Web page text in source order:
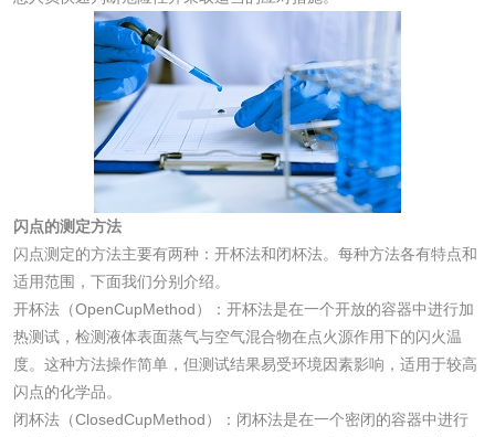
闪点的测定方法
闪点测定的方法主要有两种：开杯法和闭杯法。每种方法各有特点和
适用范围，下面我们分别介绍。
开杯法（OpenCupMethod）：开杯法是在一个开放的容器中进行加
热测试，检测液体表面蒸气与空气混合物在点火源作用下的闪火温
度。这种方法操作简单，但测试结果易受环境因素影响，适用于较高
闪点的化学品。
闭杯法（ClosedCupMethod）：闭杯法是在一个密闭的容器中进行
煤质颗粒活性炭检
测
脱硫脱硝活性炭检
测
煤质活性炭检测
电厂水处理活性炭
检测
木质活性炭检测
检测
农药肥料
肥料检测 微生物肥料检测
化肥检测 微生物菌剂检测